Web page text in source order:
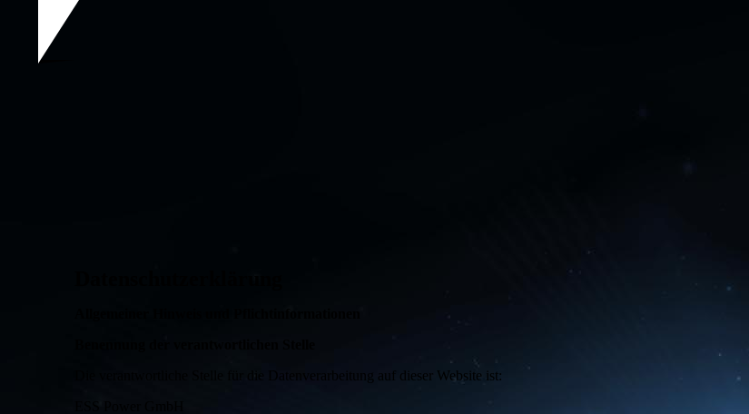
Die verantwortliche Stelle für die Datenverarbeitung auf dieser Website ist: